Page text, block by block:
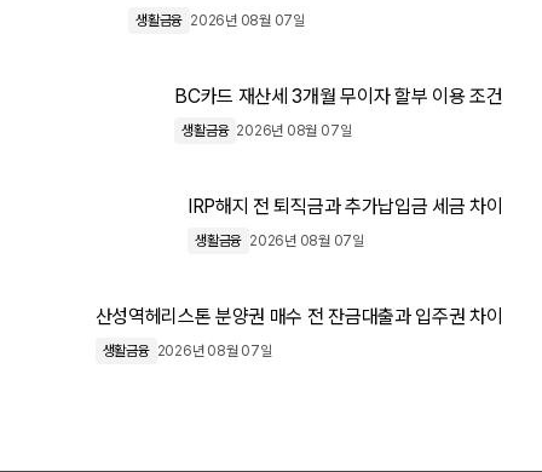
생활금융 2026년 08월 07일
BC카드 재산세 3개월 무이자 할부 이용 조건
생활금융 2026년 08월 07일
IRP해지 전 퇴직금과 추가납입금 세금 차이
생활금융 2026년 08월 07일
산성역헤리스톤 분양권 매수 전 잔금대출과 입주권 차이
생활금융 2026년 08월 07일